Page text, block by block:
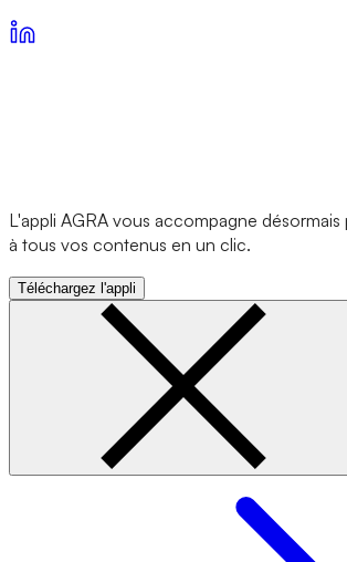
L'appli AGRA vous accompagne
à tous vos contenus en un clic.
Téléchargez l'appli